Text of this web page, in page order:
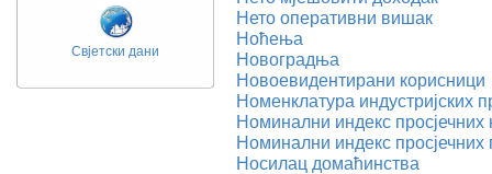
Свјетски дани
Нето оперативни вишак
Ноћења
Новоградња
Новоевидентирани корисници
Номенклатура индустријских
Номинални индекс просјечних
Номинални индекс
Носилац домаћинства